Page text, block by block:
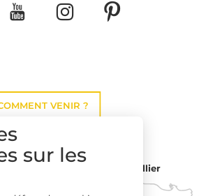
VENIR ?
Montpellier
sur les